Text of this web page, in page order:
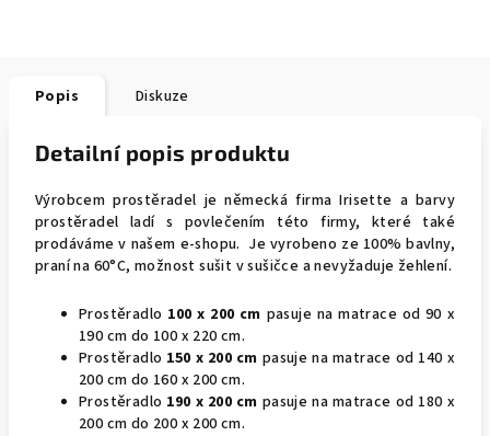
Popis Diskuze
Detailní popis produktu
Výrobcem prostěradel je německá firma Irisette a barvy
prostěradel ladí s povlečením této firmy, které také
prodáváme v našem e-shopu. Je vyrobeno ze 100% bavlny,
praní na 60°C, možnost sušit v sušičce a nevyžaduje žehlení.
Prostěradlo 100 x 200 cm pasuje na matrace od 90 x
190 cm do 100 x 220 cm.
Prostěradlo 150 x 200 cm pasuje na matrace od 140 x
200 cm do 160 x 200 cm.
Prostěradlo 190 x 200 cm pasuje na matrace od 180 x
200 cm do 200 x 200 cm.